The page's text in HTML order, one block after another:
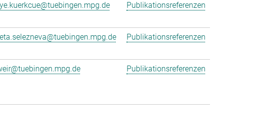
Publikationsreferenzen
Publikationsreferenzen
Publikationsreferenzen